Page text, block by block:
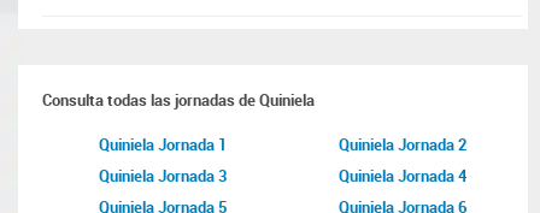
Consulta todas las jornadas de Quiniela
Quiniela Jornada 1
Quiniela Jornada 2
Quiniela Jornada 3
Quiniela Jornada 4
Quiniela Jornada 5
Quiniela Jornada 6